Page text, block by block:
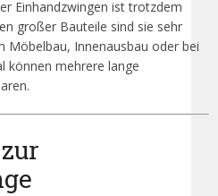
Einhandzwingen ist trotzdem
großer Bauteile sind sie sehr
Möbelbau, Innenausbau oder bei
können mehrere lange